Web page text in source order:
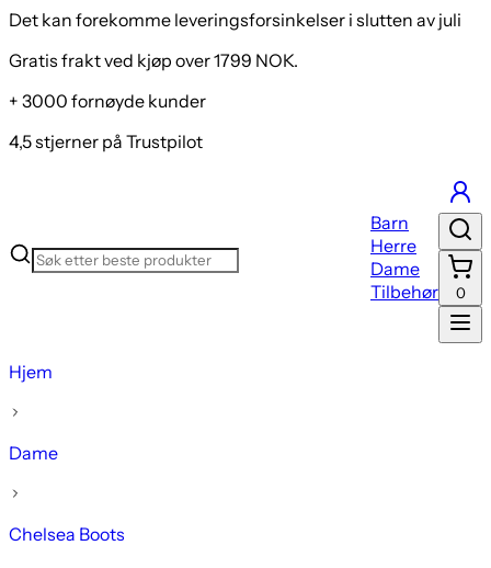
Det kan forekomme leveringsforsinkelser i slutten av juli
Gratis frakt ved kjøp over 1799 NOK.
+ 3000 fornøyde kunder
4,5 stjerner på Trustpilot
Barn
Herre
Dame
Tilbehør
0
Hjem
Dame
Chelsea Boots